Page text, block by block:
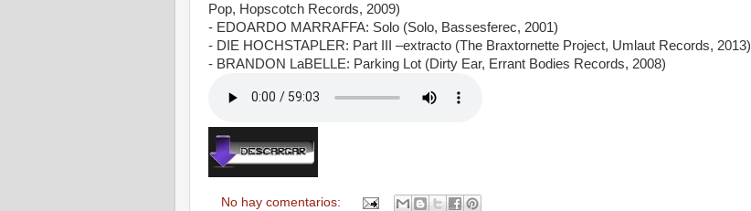
Pop, Hopscotch Records, 2009)
- EDOARDO MARRAFFA: Solo (Solo, Bassesferec, 2001)
- DIE HOCHSTAPLER: Part III –extracto (The Braxtornette Project, Umlaut Records, 2013)
- BRANDON LaBELLE: Parking Lot (Dirty Ear, Errant Bodies Records, 2008)
No hay comentarios: